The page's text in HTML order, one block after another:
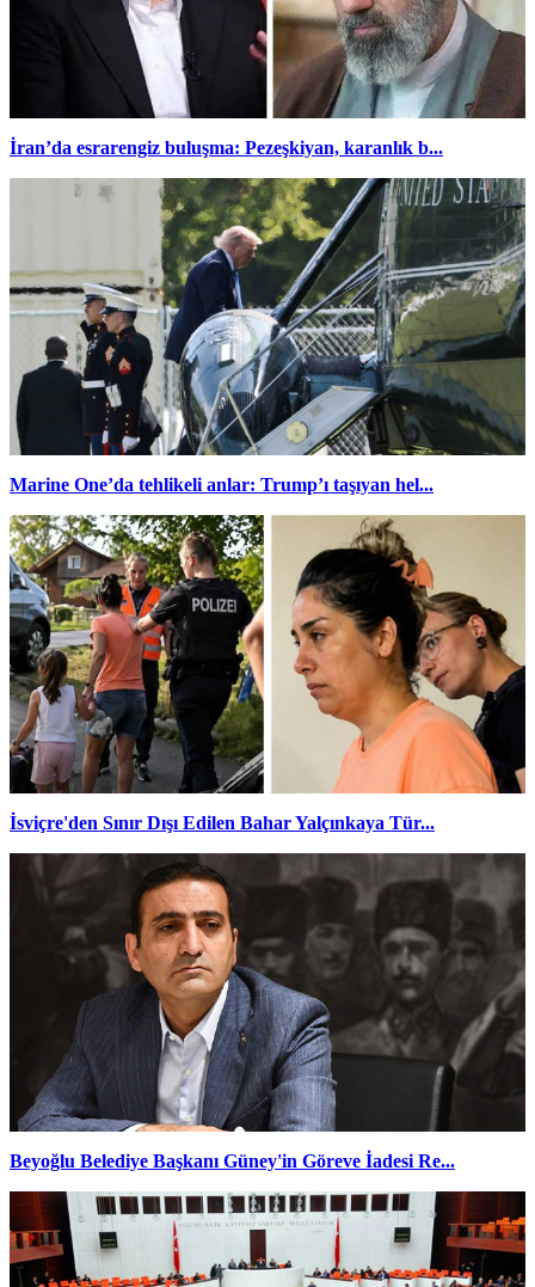
İran’da esrarengiz buluşma: Pezeşkiyan, karanlık b...
Marine One’da tehlikeli anlar: Trump’ı taşıyan hel...
İsviçre'den Sınır Dışı Edilen Bahar Yalçınkaya Tür...
Beyoğlu Belediye Başkanı Güney'in Göreve İadesi Re...